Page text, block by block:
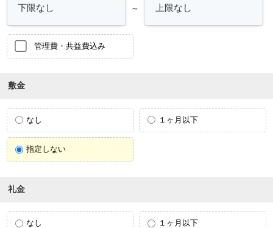
～
管理費・共益費込み
敷金
なし １ヶ月以下
指定しない
礼金
なし １ヶ月以下